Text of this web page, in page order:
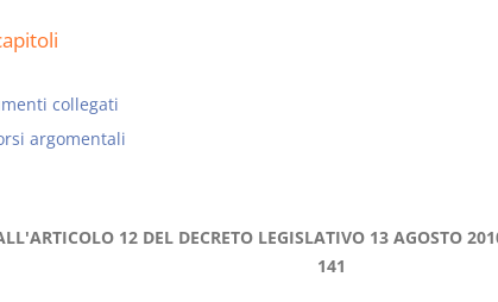
collegati
argomentali
12 DEL DECRETO LEGISLATIVO 13 AGOSTO
141